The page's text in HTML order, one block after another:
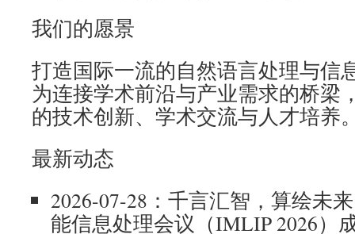
我们的愿景
打造国际一流的自然语言处理与信
为连接学术前沿与产业需求的桥梁
的技术创新、学术交流与人才培养
最新动态
2026-07-28：千言汇智，算绘未
能信息处理会议（IMLIP 2026）